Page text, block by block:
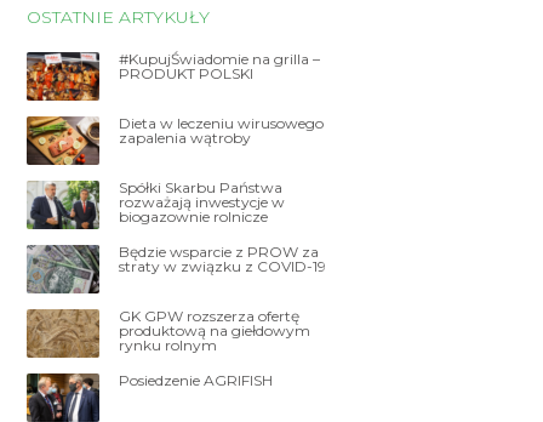
OSTATNIE ARTYKUŁY
#KupujŚwiadomie na grilla –
PRODUKT POLSKI
Dieta w leczeniu wirusowego
zapalenia wątroby
Spółki Skarbu Państwa
rozważają inwestycje w
biogazownie rolnicze
Będzie wsparcie z PROW za
straty w związku z COVID-19
GK GPW rozszerza ofertę
produktową na giełdowym
rynku rolnym
Posiedzenie AGRIFISH